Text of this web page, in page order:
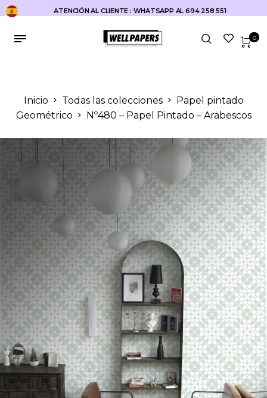
ATENCIÓN AL CLIENTE : WHATSAPP AL 694 258 551
0
Inicio Todas las colecciones
Papel pintado
Geométrico
Nº480 – Papel Pintado – Arabescos